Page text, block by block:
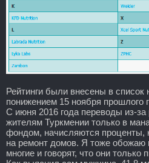
Рейтинги были внесены в
понижением 15 ноября прошлого
С июня 2016 года переводы из-
жителям Туркмении только в
фондом, начисляются проценты,
на ремонт домов. Я тоже обожаю
многие и говорят, что они только